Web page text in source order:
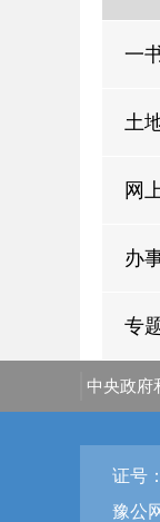
一
土
网
办
专
证号
豫公